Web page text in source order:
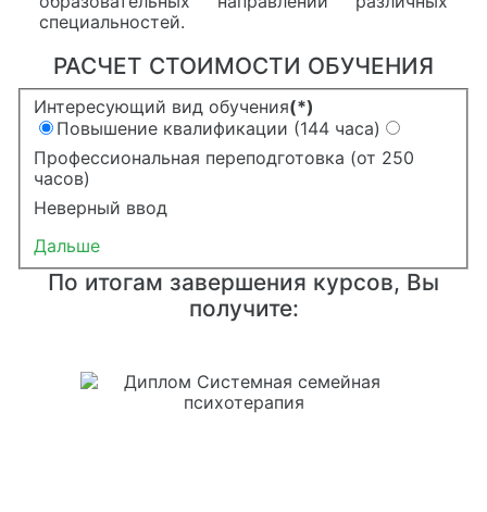
специальностей.
РАСЧЕТ СТОИМОСТИ ОБУЧЕНИЯ
Интересующий вид обучения(*)
Повышение квалификации (144 часа)
Профессиональная переподготовка (от 250
часов)
Неверный ввод
Дальше
По итогам завершения курсов, Вы
получите: